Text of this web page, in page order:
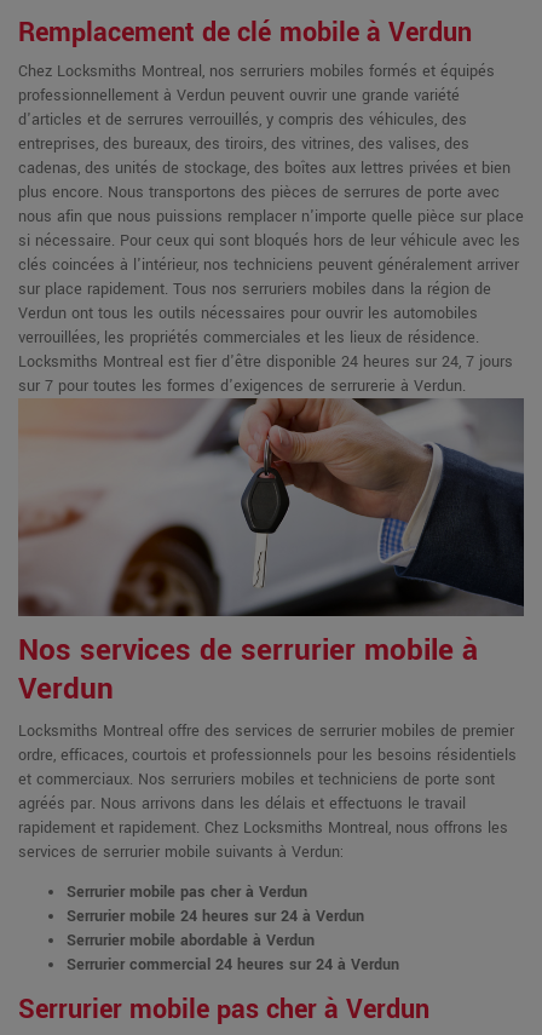
Remplacement de clé mobile à Verdun
Chez Locksmiths Montreal, nos serruriers mobiles formés et équipés
professionnellement à Verdun peuvent ouvrir une grande variété
d'articles et de serrures verrouillés, y compris des véhicules, des
entreprises, des bureaux, des tiroirs, des vitrines, des valises, des
cadenas, des unités de stockage, des boîtes aux lettres privées et bien
plus encore. Nous transportons des pièces de serrures de porte avec
nous afin que nous puissions remplacer n'importe quelle pièce sur place
si nécessaire. Pour ceux qui sont bloqués hors de leur véhicule avec les
clés coincées à l'intérieur, nos techniciens peuvent généralement arriver
sur place rapidement. Tous nos serruriers mobiles dans la région de
Verdun ont tous les outils nécessaires pour ouvrir les automobiles
verrouillées, les propriétés commerciales et les lieux de résidence.
Locksmiths Montreal est fier d'être disponible 24 heures sur 24, 7 jours
sur 7 pour toutes les formes d'exigences de serrurerie à Verdun.
Nos services de serrurier mobile à
Verdun
Locksmiths Montreal offre des services de serrurier mobiles de premier
ordre, efficaces, courtois et professionnels pour les besoins résidentiels
et commerciaux. Nos serruriers mobiles et techniciens de porte sont
agréés par. Nous arrivons dans les délais et effectuons le travail
rapidement et rapidement. Chez Locksmiths Montreal, nous offrons les
services de serrurier mobile suivants à Verdun:
Serrurier mobile pas cher à Verdun
Serrurier mobile 24 heures sur 24 à Verdun
Serrurier mobile abordable à Verdun
Serrurier commercial 24 heures sur 24 à Verdun
Serrurier mobile pas cher à Verdun